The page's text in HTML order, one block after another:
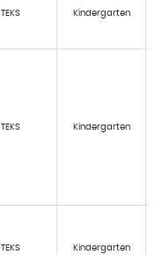
TEKS Kindergarten
TEKS Kindergarten
TEKS Kindergarten